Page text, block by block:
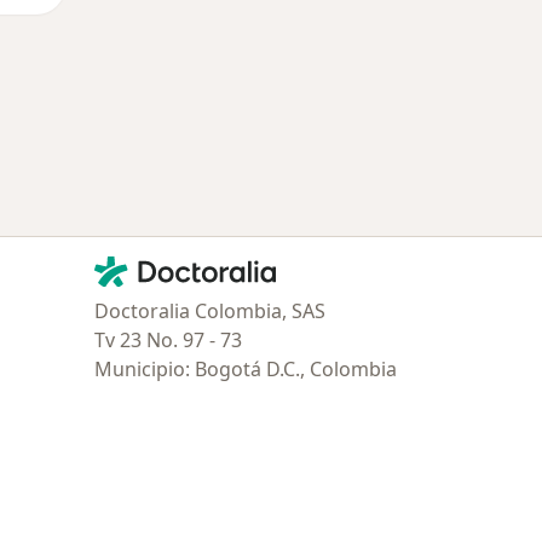
Contacto
Doctoralia - Página de inicio
Doctoralia Colombia, SAS
Tv 23 No. 97 - 73
Municipio: Bogotá D.C., Colombia